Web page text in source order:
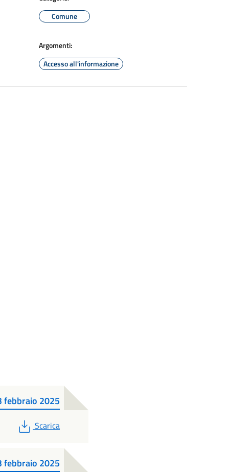
Comune
Argomenti:
Accesso all'informazione
febbraio 2025
PDF
Scarica
febbraio 2025